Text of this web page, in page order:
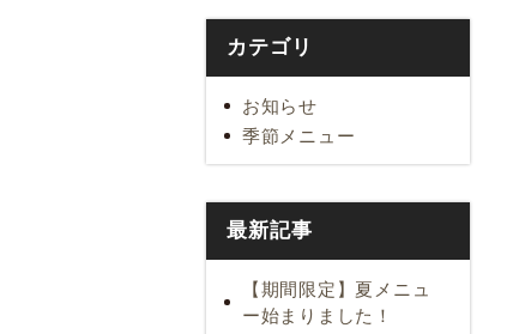
カテゴリ
お知らせ
季節メニュー
最新記事
【期間限定】夏メニュ
ー始まりました！